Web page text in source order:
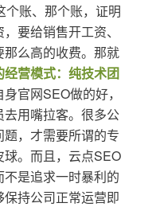
个账、那个账，证明
要给销售开工资、
么高的收费。那就
营模式：纯技术团
官网SEO做的好，
用嘴拉客。很多公
，才需要所谓的专
。而且，云点SEO
是追求一时暴利的
持公司正常运营即